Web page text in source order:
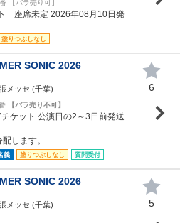
【バラ売り可】
座席未定 2026年08月10日発
塗りつぶしなし
SONIC 2026
メッセ (千葉)
【バラ売り不可】
ケット 公演日の2～3日前発送
します。 ...
義 塗りつぶしなし 質問受付
6
SONIC 2026
メッセ (千葉)
5